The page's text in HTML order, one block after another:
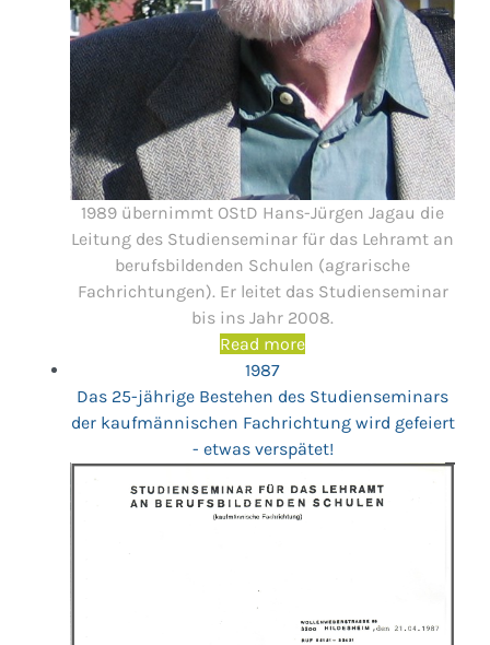
1989 übernimmt OStD Hans-Jürgen Jagau die
Leitung des Studienseminar für das Lehramt an
berufsbildenden Schulen (agrarische
Fachrichtungen). Er leitet das Studienseminar
bis ins Jahr 2008.
Read more
1987
Das 25-jährige Bestehen des Studienseminars
der kaufmännischen Fachrichtung wird gefeiert
- etwas verspätet!